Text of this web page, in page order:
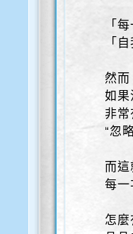
「
「
然而
如
非常
“忽
而
每
怎麼